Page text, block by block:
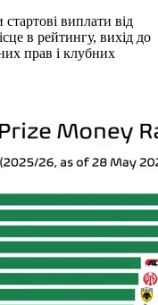
виплати від
в рейтингу, вихід до
прав і клубних